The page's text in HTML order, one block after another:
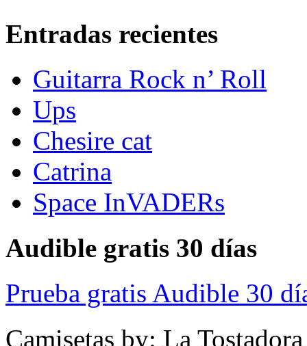
Entradas recientes
Guitarra Rock n’ Roll
Ups
Chesire cat
Catrina
Space InVADERs
Audible gratis 30 días
Prueba gratis Audible 30
Camisetas by: La Tostadora